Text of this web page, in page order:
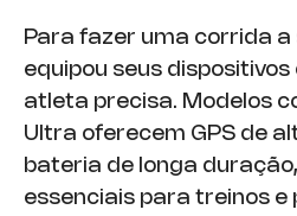
Para fazer uma corrida a
equipou seus
atleta precisa. Modelos
Ultra oferecem GPS de
bateria de longa
essenciais para treinos e